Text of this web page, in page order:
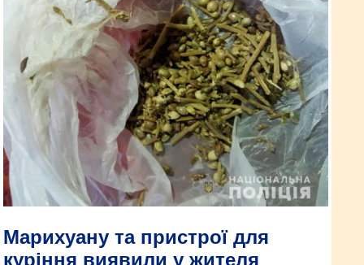
Марихуану та пристрої для
куріння виявили у жителя